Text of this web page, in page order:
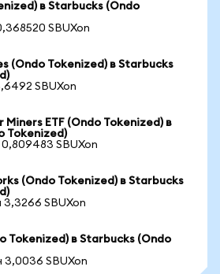
в Starbucks (Ondo
SBUXon
(Ondo Tokenized) в Starbucks
SBUXon
Miners ETF (Ondo Tokenized) в
Tokenized)
0,809483 SBUXon
(Ondo Tokenized) в Starbucks
3,3266 SBUXon
Tokenized) в Starbucks (Ondo
3,0036 SBUXon